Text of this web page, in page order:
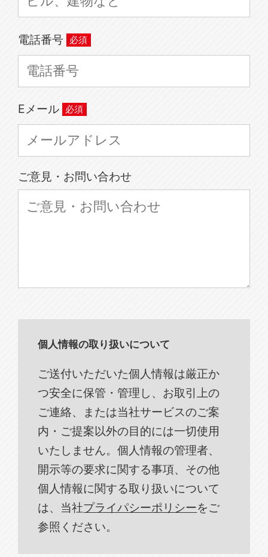
電話番号
Eメール
ご意見・お問い合わせ
個人情報の取り扱いについて
ご送付いただいた個人情報は厳正か
つ安全に保管・管理し、お取引上の
ご連絡、または当社サービスのご案
内・ご提案以外の目的には一切使用
いたしません。個人情報の管理者、
開示等の要求に関する事項、その他
個人情報に関する取り扱いについて
は、当社プライパシーポリシーをご
参照ください。